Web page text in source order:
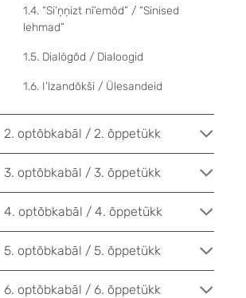
1.4. “Si’ņņizt nī’emõd” / “Sinised
lehmad”
1.5. Dialōgõd / Dialoogid
1.6. I’lzandõkši / Ülesandeid
2. optõbkabāl / 2. õppetükk
3. optõbkabāl / 3. õppetükk
4. optõbkabāl / 4. õppetükk
5. optõbkabāl / 5. õppetükk
6. optõbkabāl / 6. õppetükk